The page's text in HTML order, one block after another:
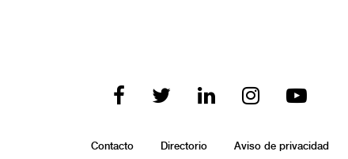
Contacto Directorio Aviso de privacidad